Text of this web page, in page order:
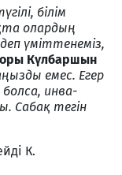
білім
олардың
үміттенеміз,
Күлбаршын
емес. Егер
болса, инва-
Сабақ тегін
К.